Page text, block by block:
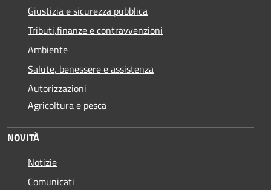
Giustizia e sicurezza pubblica
Tributi,finanze e contravvenzioni
Ambiente
Salute, benessere e assistenza
Autorizzazioni
Agricoltura e pesca
NOVITÀ
Notizie
Comunicati